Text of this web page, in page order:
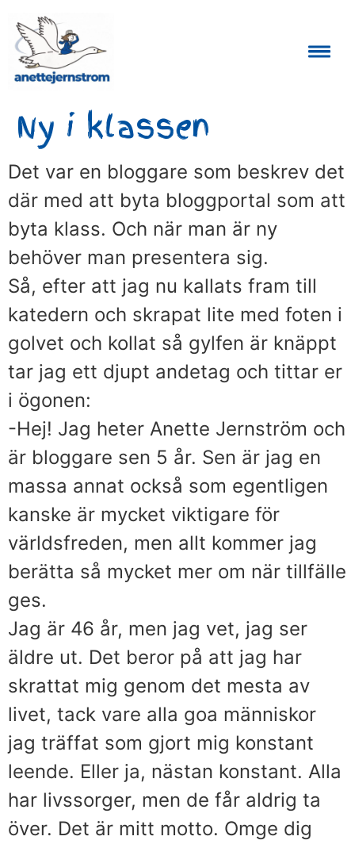
Ny i klassen
Det var en bloggare som beskrev det
där med att byta bloggportal som att
byta klass. Och när man är ny
behöver man presentera sig.
Så, efter att jag nu kallats fram till
katedern och skrapat lite med foten i
golvet och kollat så gylfen är knäppt
tar jag ett djupt andetag och tittar er
i ögonen:
-Hej! Jag heter Anette Jernström och
är bloggare sen 5 år. Sen är jag en
massa annat också som egentligen
kanske är mycket viktigare för
världsfreden, men allt kommer jag
berätta så mycket mer om när tillfälle
ges.
Jag är 46 år, men jag vet, jag ser
äldre ut. Det beror på att jag har
skrattat mig genom det mesta av
livet, tack vare alla goa människor
jag träffat som gjort mig konstant
leende. Eller ja, nästan konstant. Alla
har livssorger, men de får aldrig ta
över. Det är mitt motto. Omge dig